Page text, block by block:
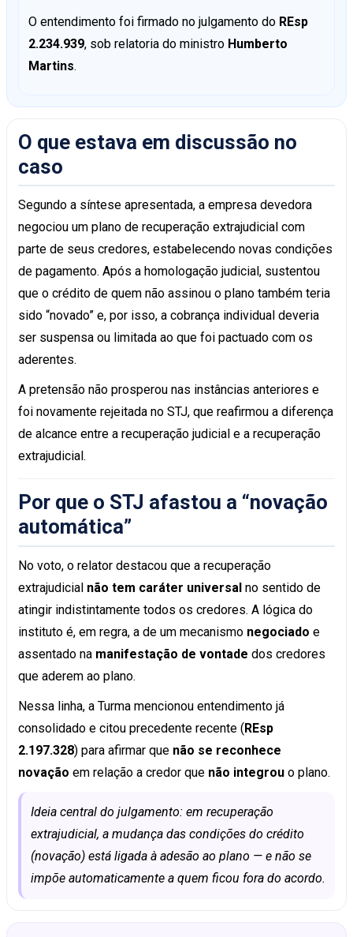
O entendimento foi firmado no julgamento do REsp
2.234.939, sob relatoria do ministro Humberto
Martins.
O que estava em discussão no
caso
Segundo a síntese apresentada, a empresa devedora
negociou um plano de recuperação extrajudicial com
parte de seus credores, estabelecendo novas condições
de pagamento. Após a homologação judicial, sustentou
que o crédito de quem não assinou o plano também teria
sido “novado” e, por isso, a cobrança individual deveria
ser suspensa ou limitada ao que foi pactuado com os
aderentes.
A pretensão não prosperou nas instâncias anteriores e
foi novamente rejeitada no STJ, que reafirmou a diferença
de alcance entre a recuperação judicial e a recuperação
extrajudicial.
Por que o STJ afastou a “novação
automática”
No voto, o relator destacou que a recuperação
extrajudicial não tem caráter universal no sentido de
atingir indistintamente todos os credores. A lógica do
instituto é, em regra, a de um mecanismo negociado e
assentado na manifestação de vontade dos credores
que aderem ao plano.
Nessa linha, a Turma mencionou entendimento já
consolidado e citou precedente recente ( REsp
2.197.328) para afirmar que não se reconhece
novação em relação a credor que não integrou o plano.
Ideia central do julgamento: em recuperação
extrajudicial, a mudança das condições do crédito
(novação) está ligada à adesão ao plano — e não se
impõe automaticamente a quem ficou fora do acordo.